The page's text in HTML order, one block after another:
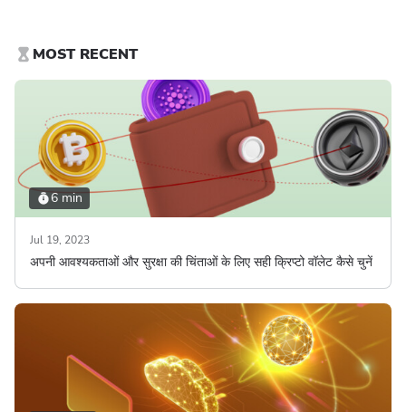
MOST RECENT
6 min
Jul 19, 2023
अपनी आवश्यकताओं और सुरक्षा की चिंताओं के लिए सही क्रिप्टो वॉलेट कैसे चुनें